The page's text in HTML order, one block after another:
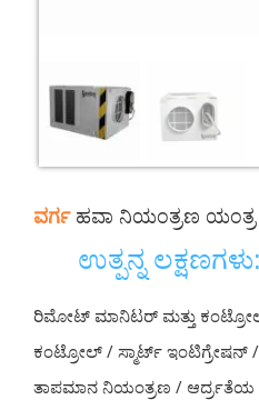
ವರ್ಗ ಹವಾ ನಿಯಂತ್ರಣ ಯಂತ್ರ
ಉತ್ಪನ್ನ ಲಕ್ಷಣಗಳು:
ರಿಮೋಟ್ ಮಾನಿಟರ್ ಮತ್ತು
ಕಂಟ್ರೋಲ್ / ಸ್ಮಾರ್ಟ್
ತಾಪಮಾನ ನಿಯಂತ್ರಣ / ಆರ್ದ್ರತೆಯ